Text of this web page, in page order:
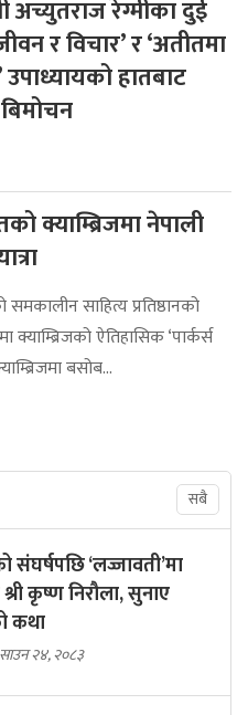
अच्युतराज रेग्मीका दुई
र विचार’ र ‘अतीतमा
हातबाट
क्याम्ब्रिजमा नेपाली
साहित्य प्रतिष्ठानको
क्याम्ब्रिजको ऐतिहासिक ‘पार्कर्स
बसोब...
सबै
संघर्षपछि ‘लज्जावती’मा
कृष्ण निरौला, सुनाए
कथा
२४, २०८३